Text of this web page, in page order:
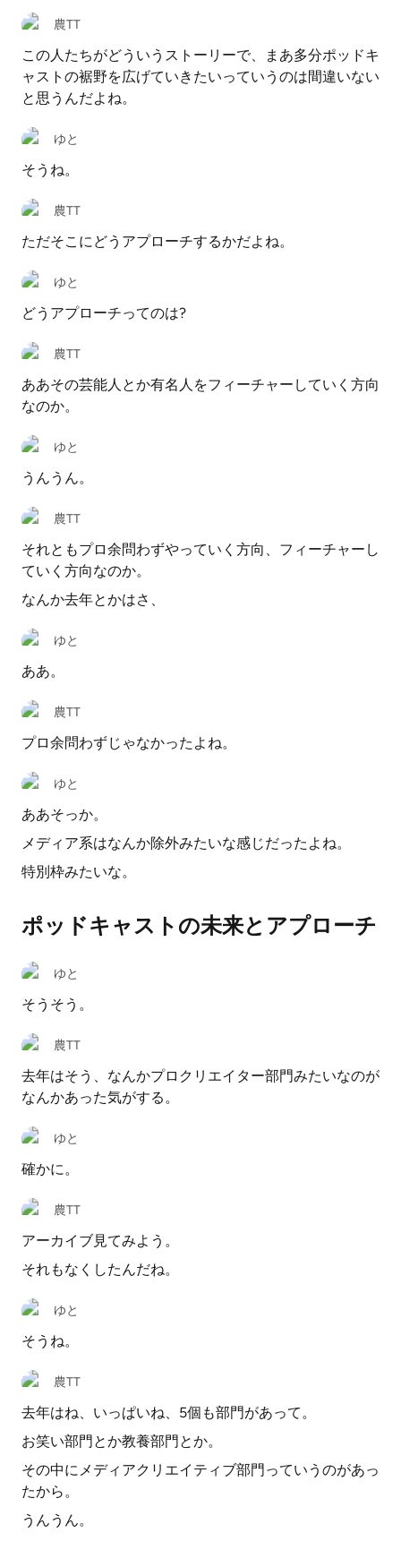
農TT
この人たちがどういうストーリーで、まあ多分ポッドキ
ャストの裾野を広げていきたいっていうのは間違いない
と思うんだよね。
ゆと
そうね。
農TT
ただそこにどうアプローチするかだよね。
ゆと
どうアプローチってのは?
農TT
ああその芸能人とか有名人をフィーチャーしていく方向
なのか。
ゆと
うんうん。
農TT
それともプロ余問わずやっていく方向、フィーチャーし
ていく方向なのか。
なんか去年とかはさ、
ゆと
ああ。
農TT
プロ余問わずじゃなかったよね。
ゆと
ああそっか。
メディア系はなんか除外みたいな感じだったよね。
特別枠みたいな。
ポッドキャストの未来とアプローチ
ゆと
そうそう。
農TT
去年はそう、なんかプロクリエイター部門みたいなのが
なんかあった気がする。
ゆと
確かに。
農TT
アーカイブ見てみよう。
それもなくしたんだね。
ゆと
そうね。
農TT
去年はね、いっぱいね、5個も部門があって。
お笑い部門とか教養部門とか。
その中にメディアクリエイティブ部門っていうのがあっ
たから。
うんうん。